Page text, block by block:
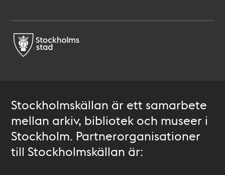
Stockholmskällan är ett samarbete
mellan arkiv, bibliotek och museer i
Stockholm. Partnerorganisationer
till Stockholmskällan är: